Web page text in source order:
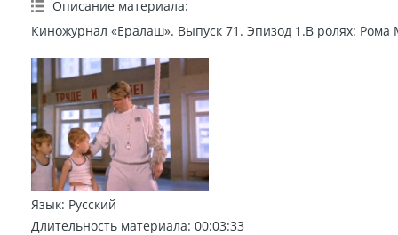
Описание материала:
Киножурнал «Ералаш». Выпуск 71. Эпизод 1.В ролях:
Язык: Русский
Длительность материала: 00:03:33